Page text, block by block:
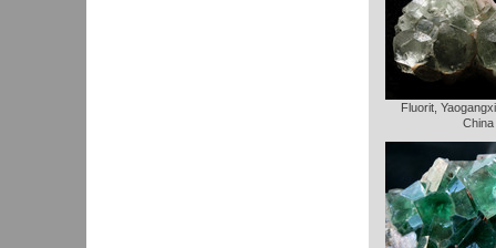
Fluorit,
China